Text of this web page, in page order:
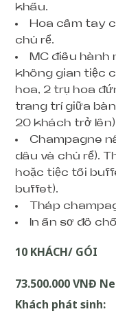
khấu.
Hoa cầm tay
chú rể.
MC điều hành
không gian tiệc
hoa, 2 trụ hoa
trang trí giữa
20 khách trở
Champagne
dâu và chú rể).
hoặc tiệc tối
buffet).
Tháp
In ấn sơ đồ
10 KHÁCH/ GÓI
73.500.000 VNĐ
Khách phát sinh: